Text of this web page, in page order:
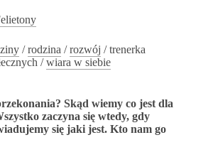
/rodzina /rozwój /trenerka
/wiara w siebie
Skąd wiemy co jest dla
zaczyna się wtedy, gdy
się jaki jest. Kto nam go